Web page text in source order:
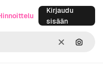
SelkeäHae
Kirjaudu
sisään